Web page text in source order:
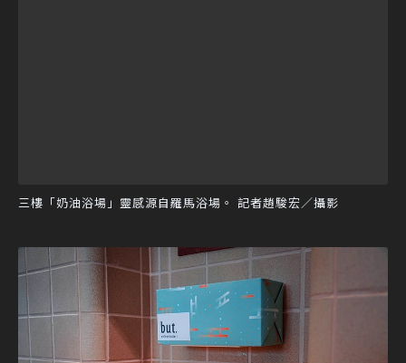
三樓「奶油浴場」靈感源自羅馬浴場。 記者趙駿宏／攝影